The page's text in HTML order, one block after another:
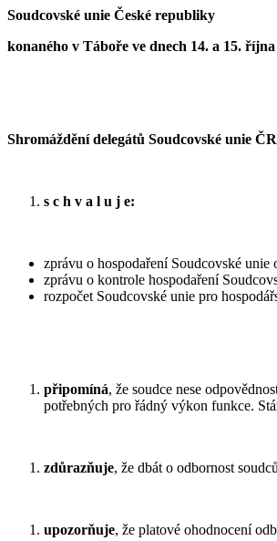
Soudcovské unie České republiky
konaného v Táboře ve dnech 14. a 15. října
Shromáždění delegátů Soudcovské unie ČR
s c h v a l u j e:
zprávu o hospodaření Soudcovské
zprávu o kontrole hospodaření
rozpočet Soudcovské unie pro
připomíná, že soudce nese
potřebných pro řádný výkon funkce.
zdůrazňuje, že dbát o odbornost
upozorňuje, že platové ohodnocení